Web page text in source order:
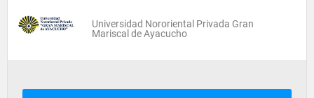
Universidad Nororiental Privada Gran
Mariscal de Ayacucho